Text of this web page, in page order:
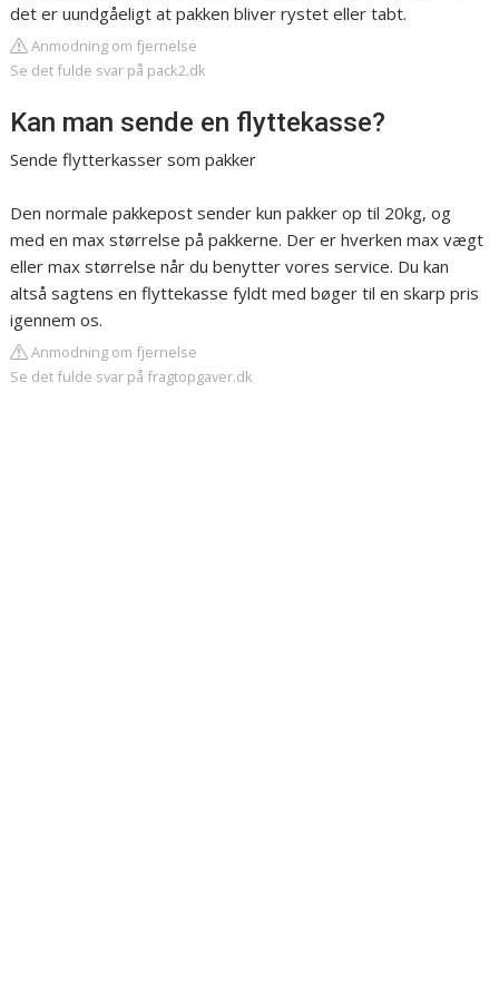
det er uundgåeligt at pakken bliver rystet eller tabt.
Anmodning om fjernelse
Se det fulde svar på pack2.dk
Kan man sende en flyttekasse?
Sende flytterkasser som pakker
Den normale pakkepost sender kun pakker op til 20kg, og
med en max størrelse på pakkerne. Der er hverken max vægt
eller max størrelse når du benytter vores service. Du kan
altså sagtens en flyttekasse fyldt med bøger til en skarp pris
igennem os.
Anmodning om fjernelse
Se det fulde svar på fragtopgaver.dk